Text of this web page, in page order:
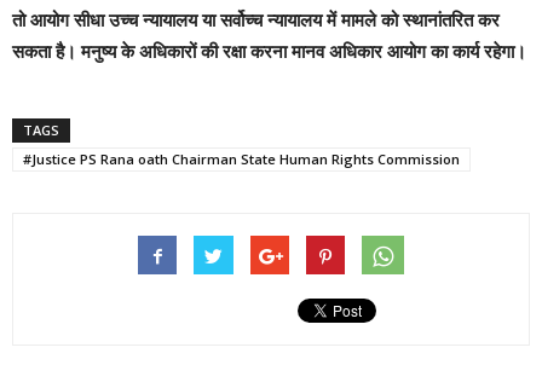
तो आयोग सीधा उच्च न्यायालय या सर्वोच्च न्यायालय में मामले को स्थानांतरित कर
सकता है। मनुष्य के अधिकारों की रक्षा करना मानव अधिकार आयोग का कार्य रहेगा।
TAGS
#Justice PS Rana oath Chairman State Human Rights Commission